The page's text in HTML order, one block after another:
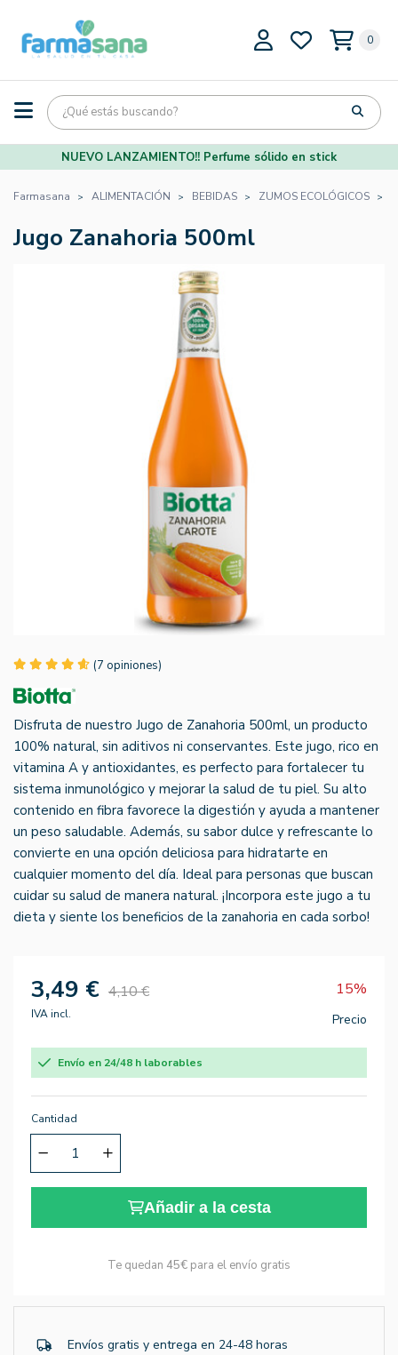
0
NUEVO LANZAMIENTO!! Perfume sólido en stick
Farmasana ALIMENTACIÓN BEBIDAS ZUMOS ECOLÓGICOS
Jugo Zanahoria 500ml
(7 opiniones)
Disfruta de nuestro Jugo de Zanahoria 500ml, un producto
100% natural, sin aditivos ni conservantes. Este jugo, rico en
vitamina A y antioxidantes, es perfecto para fortalecer tu
sistema inmunológico y mejorar la salud de tu piel. Su alto
contenido en fibra favorece la digestión y ayuda a mantener
un peso saludable. Además, su sabor dulce y refrescante lo
convierte en una opción deliciosa para hidratarte en
cualquier momento del día. Ideal para personas que buscan
cuidar su salud de manera natural. ¡Incorpora este jugo a tu
dieta y siente los beneficios de la zanahoria en cada sorbo!
3,49 € 4,10 € 15%
IVA incl. Precio
Envío en 24/48 h laborables
Cantidad
Añadir a la cesta
Te quedan 45€ para el envío gratis
Envíos gratis y entrega en 24-48 horas